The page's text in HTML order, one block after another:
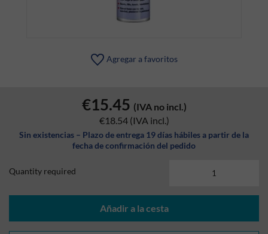
Agregar a favoritos
€15.45 (IVA no incl.)
€18.54 (IVA incl.)
Sin existencias – Plazo de entrega 19 días hábiles a partir de la
fecha de confirmación del pedido
Quantity required
Añadir a la cesta